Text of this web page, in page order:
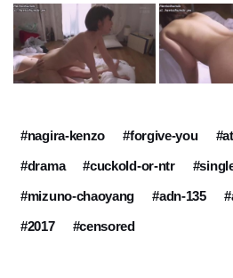
#nagira-kenzo #forgive-you
#drama
#cuckold-or-ntr
#mizuno-chaoyang
#adn-135
#2017
#censored